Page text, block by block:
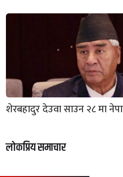
शेरबहादुर देउवा साउन २८ मा
लोकप्रिय समाचार